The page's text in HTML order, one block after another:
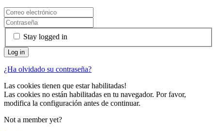
Stay logged in
¿Ha olvidado su contraseña?
Las cookies tienen que estar habilitadas!
Las cookies no están habilitadas en tu navegador. Por favor,
modifica la configuración antes de continuar.
Not a member yet?